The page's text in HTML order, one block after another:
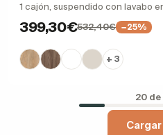
1 cajón, suspendido con lavabo
399,30€532,40€ −25%
+ 3
20 de
Cargar